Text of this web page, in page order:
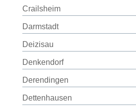
Crailsheim
Darmstadt
Deizisau
Denkendorf
Derendingen
Dettenhausen